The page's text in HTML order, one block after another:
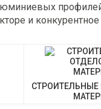
профилей.
и